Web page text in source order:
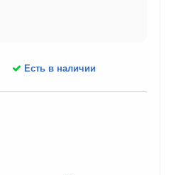
Есть в наличии